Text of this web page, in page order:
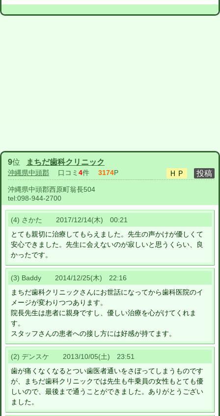
9位 まちだ歯科クリニック
沖縄県中頭郡 口コミ 4件 3174P
沖縄県中頭郡西原町翁長504
tel:098-944-2700
(4) さかた 2017/12/14(木) 00:21
とても親切に治療してもらえました。先生の声かけが優しくて
安心できました。先生に会えないのが寂しいと思うくらい、良
かったです。
(3) Baddy 2014/12/25(木) 22:16
まちだ歯科クリニックさんにお世話になってから歯科医院のイ
メージが変わりつつあります。
院長先生は患者に親身ですし、優しい治療を心がけてくれま
す。
スタッフさんの患者への接し方には好感が持てます。
(2) デンスケ 2013/10/05(土) 23:51
歯が痛くなくなるとつい歯医者通いをさぼってしまうものです
が、まちだ歯科クリニックでは先生も牛乗員の女性もとても優
しいので、最後まで通うことができました。ありがとうござい
ました。